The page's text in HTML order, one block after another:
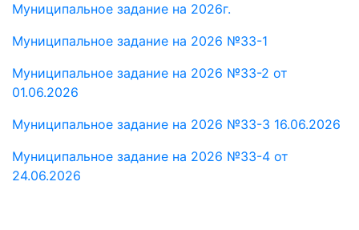
Муниципальное задание на 2026г.
Муниципальное задание на 2026 №33-1
Муниципальное задание на 2026 №33-2 от
01.06.2026
Муниципальное задание на 2026 №33-3 16.06.2026
Муниципальное задание на 2026 №33-4 от
24.06.2026